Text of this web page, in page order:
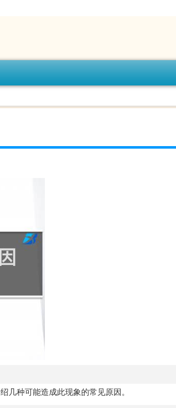
几种可能造成此现象的常见原因。